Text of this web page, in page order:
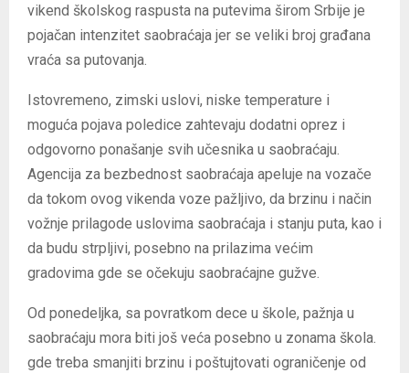
vikend školskog raspusta na putevima širom Srbije je
pojačan intenzitet saobraćaja jer se veliki broj građana
vraća sa putovanja.
Istovremeno, zimski uslovi, niske temperature i
moguća pojava poledice zahtevaju dodatni oprez i
odgovorno ponašanje svih učesnika u saobraćaju.
Agencija za bezbednost saobraćaja apeluje na vozače
da tokom ovog vikenda voze pažljivo, da brzinu i način
vožnje prilagode uslovima saobraćaja i stanju puta, kao i
da budu strpljivi, posebno na prilazima većim
gradovima gde se očekuju saobraćajne gužve.
Od ponedeljka, sa povratkom dece u škole, pažnja u
saobraćaju mora biti još veća posebno u zonama škola.
gde treba smanjiti brzinu i poštujtovati ograničenje od